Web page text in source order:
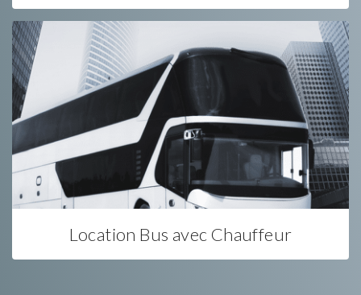
Location Bus avec Chauffeur